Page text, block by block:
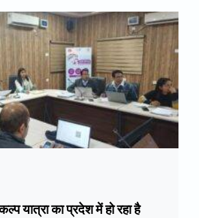
यात्रा का प्रदेश में हो रहा है